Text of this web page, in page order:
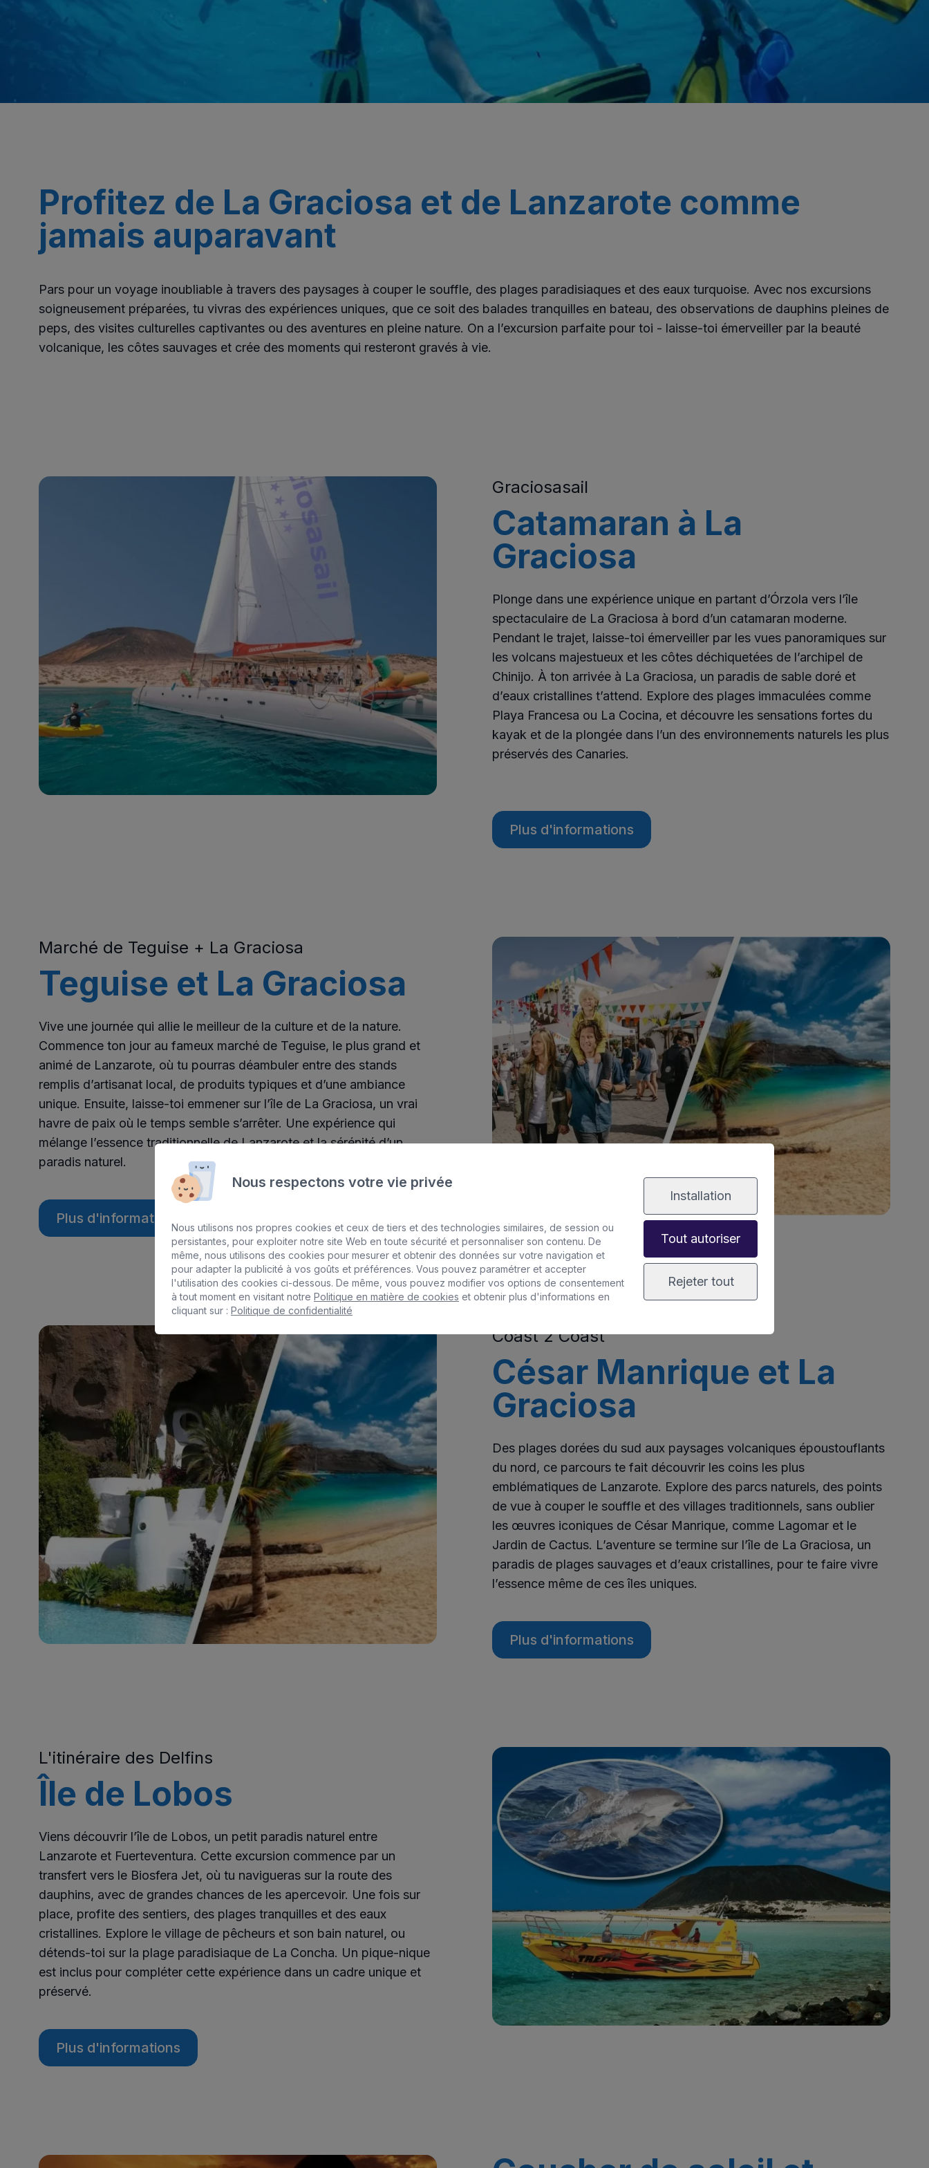
Profitez de La Graciosa et de Lanzarote comme
jamais auparavant
Pars pour un voyage inoubliable à travers des paysages à couper le souffle, des plages paradisiaques et des eaux turquoise. Avec nos excursions
soigneusement préparées, tu vivras des expériences uniques, que ce soit des balades tranquilles en bateau, des observations de dauphins pleines de
peps, des visites culturelles captivantes ou des aventures en pleine nature. On a l’excursion parfaite pour toi - laisse-toi émerveiller par la beauté
volcanique, les côtes sauvages et crée des moments qui resteront gravés à vie.
Graciosasail
Catamaran à La
Graciosa
Plonge dans une expérience unique en partant d’Órzola vers l’île
spectaculaire de La Graciosa à bord d’un catamaran moderne.
Pendant le trajet, laisse-toi émerveiller par les vues panoramiques sur
les volcans majestueux et les côtes déchiquetées de l’archipel de
Chinijo. À ton arrivée à La Graciosa, un paradis de sable doré et
d’eaux cristallines t’attend. Explore des plages immaculées comme
Playa Francesa ou La Cocina, et découvre les sensations fortes du
kayak et de la plongée dans l’un des environnements naturels les plus
préservés des Canaries.
Plus d'informations
Marché de Teguise + La Graciosa
Teguise et La Graciosa
Vive une journée qui allie le meilleur de la culture et de la nature.
Commence ton jour au fameux marché de Teguise, le plus grand et
animé de Lanzarote, où tu pourras déambuler entre des stands
remplis d’artisanat local, de produits typiques et d’une ambiance
unique. Ensuite, laisse-toi emmener sur l’île de La Graciosa, un vrai
havre de paix où le temps semble s’arrêter. Une expérience qui
mélange l’essence traditionnelle de Lanzarote et la sérénité d’un
paradis naturel.
Plus d'informations
Coast 2 Coast
César Manrique et La
Graciosa
Des plages dorées du sud aux paysages volcaniques époustouflants
du nord, ce parcours te fait découvrir les coins les plus
emblématiques de Lanzarote. Explore des parcs naturels, des points
de vue à couper le souffle et des villages traditionnels, sans oublier
les œuvres iconiques de César Manrique, comme Lagomar et le
Jardin de Cactus. L’aventure se termine sur l’île de La Graciosa, un
paradis de plages sauvages et d’eaux cristallines, pour te faire vivre
l’essence même de ces îles uniques.
Plus d'informations
L'itinéraire des Delfins
Île de Lobos
Viens découvrir l’île de Lobos, un petit paradis naturel entre
Lanzarote et Fuerteventura. Cette excursion commence par un
transfert vers le Biosfera Jet, où tu navigueras sur la route des
dauphins, avec de grandes chances de les apercevoir. Une fois sur
place, profite des sentiers, des plages tranquilles et des eaux
cristallines. Explore le village de pêcheurs et son bain naturel, ou
détends-toi sur la plage paradisiaque de La Concha. Un pique-nique
est inclus pour compléter cette expérience dans un cadre unique et
préservé.
Plus d'informations
Nous respectons votre vie privée
Nous utilisons nos propres cookies et ceux de tiers et des technologies similaires, de session ou
persistantes, pour exploiter notre site Web en toute sécurité et personnaliser son contenu. De
même, nous utilisons des cookies pour mesurer et obtenir des données sur votre navigation et
pour adapter la publicité à vos goûts et préférences. Vous pouvez paramétrer et accepter
l'utilisation des cookies ci-dessous. De même, vous pouvez modifier vos options de consentement
à tout moment en visitant notre Politique en matière de cookies et obtenir plus d'informations en
cliquant sur : Politique de confidentialité
Installation
Tout autoriser
Rejeter tout